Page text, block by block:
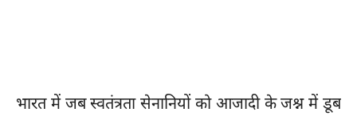
भारत में जब स्वतंत्रता सेनानियों को आजादी के जश्न में डूब